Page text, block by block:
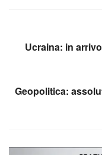
Ucraina: in
Geopolitica: